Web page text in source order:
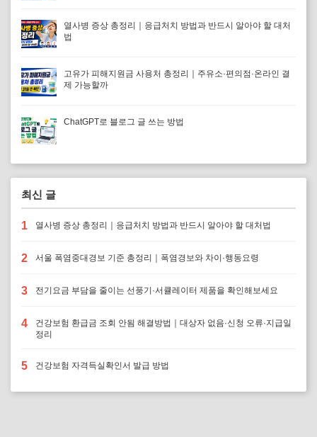
열사병 증상 총정리｜응급처치 방법과 반드시 알아야 할 대처
법
고유가 피해지원금 사용처 총정리｜주유소·편의점·온라인 결
제 가능할까
ChatGPT로 블로그 글 쓰는 방법
최신 글
1 열사병 증상 총정리｜응급처치 방법과 반드시 알아야 할 대처법
2 서울 폭염중대경보 기준 총정리｜폭염경보와 차이·행동요령
3 전기요금 부담을 줄이는 선풍기·서큘레이터 제품을 확인해보세요
4
건강보험 환급금 조회 안됨 해결방법｜대상자 없음·신청 오류·지급일
정리
5 건강보험 자격득실확인서 발급 방법